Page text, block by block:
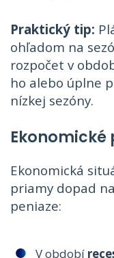
Praktický tip:
ohľadom na
rozpočet v
ho alebo úplne
nízkej sezóny.
Ekonomická
priamy dopad
peniaze:
V období